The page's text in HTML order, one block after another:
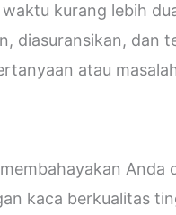
kurang lebih
diasuransikan, dan
atau
Anda
kaca berkualitas